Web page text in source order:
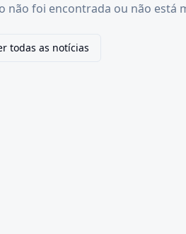
não foi encontrada ou não está
todas as notícias